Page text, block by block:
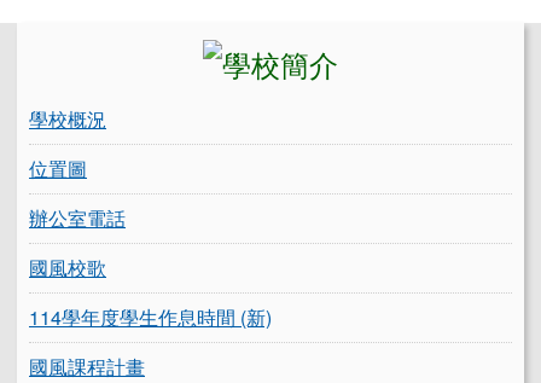
學校概況
位置圖
辦公室電話
國風校歌
114學年度學生作息時間 (新)
國風課程計畫